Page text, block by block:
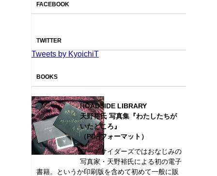
FACEBOOK
TWITTER
Tweets by KyoichiT
BOOKS
ROADSIDE LIBRARY
天野裕氏 写真集『わたしたちが
いたところ』
（PDFフォーマット）
ロードサイダーズではおなじみの
写真家・天野裕氏による初の電子
書籍。というか印刷版を含めて初めて一般に販